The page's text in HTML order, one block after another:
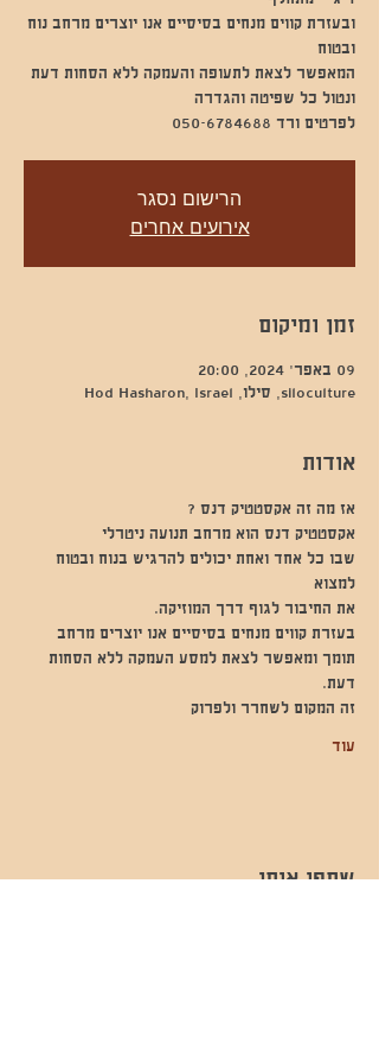
ובעזרת קווים מנחים בסיסיים אנו יוצרים מרחב נוח
לפרטים ורד 050-6784688
הרישום נסגר
אירועים אחרים
זמן ומיקום
09 באפר׳ 2024, 20:00
siloculture, סילו, Hod Hasharon, Israel
אודות
אז מה זה אקסטטיק דנס ?
אקסטטיק דנס הוא מרחב תנועה ניטרלי
שבו כל אחד ואחת יכולים להרגיש בנוח ובטוח
למצוא
את החיבור לגוף דרך המוזיקה.
בעזרת קווים מנחים בסיסיים אנו יוצרים מרחב
תומך ומאפשר לצאת למסע העמקה ללא הסחות
דעת.
זה המקום לשחרר ולפרוק
עוד
שתפו אותי